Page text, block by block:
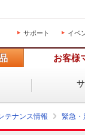
サポート イベ
お客様
テナンス情報 緊急・